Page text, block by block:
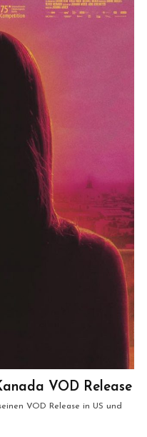
VOD Release
VOD Release in US und